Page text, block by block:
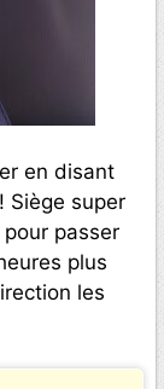
en disant
Siège super
passer
plus
les